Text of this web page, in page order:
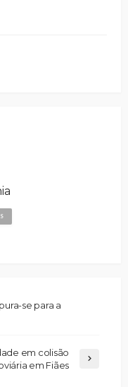
se para a
em colisão
em Fiães